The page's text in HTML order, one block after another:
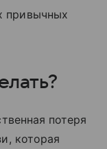
привычных
потеря
которая